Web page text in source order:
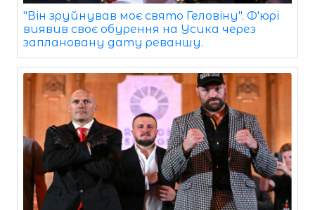
"Він зруйнував моє свято Геловіну". Ф'юрі
виявив своє обурення на Усика через
заплановану дату реваншу.